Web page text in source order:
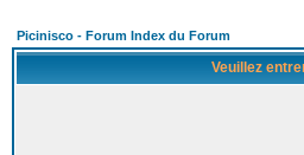
Picinisco - Forum Index du Forum
Veuillez